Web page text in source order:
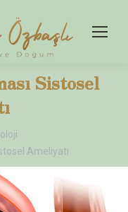
Sistosel
Ameliyatı